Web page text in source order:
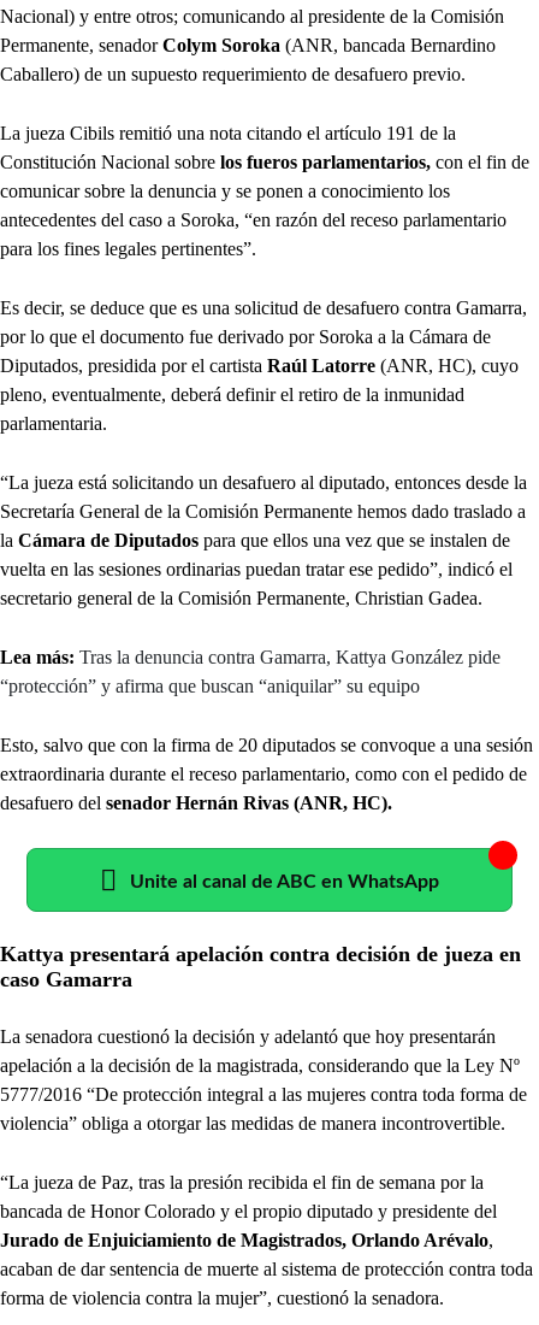
Nacional) y entre otros; comunicando al presidente de la Comisión
Permanente, senadorColym Soroka (ANR, bancada Bernardino
Caballero) de un supuesto requerimiento de desafuero previo.
La jueza Cibils remitió una nota citando el artículo 191 de la
Constitución Nacional sobre los fueros parlamentarios, con el fin de
comunicar sobre la denuncia y se ponen a conocimiento los
antecedentes del caso a Soroka, “en razón del receso parlamentario
para los fines legales pertinentes”.
Es decir, se deduce que es una solicitud de desafuero contra Gamarra,
por lo que el documento fue derivado por Soroka a la Cámara de
Diputados, presidida por el cartista Raúl Latorre (ANR, HC), cuyo
pleno, eventualmente, deberá definir el retiro de la inmunidad
parlamentaria.
“La jueza está solicitando un desafuero al diputado, entonces desde la
Secretaría General de la Comisión Permanente hemos dado traslado a
la Cámara de Diputados para que ellos una vez que se instalen de
vuelta en las sesiones ordinarias puedan tratar ese pedido”, indicó el
secretario general de la Comisión Permanente, Christian Gadea.
Lea más: Tras la denuncia contra Gamarra, Kattya González pide
“protección” y afirma que buscan “aniquilar” su equipo
Esto, salvo que con la firma de 20 diputados se convoque a una sesión
extraordinaria durante el receso parlamentario, como con el pedido de
desafuero del senador Hernán Rivas (ANR, HC).
Unite al canal de ABC en WhatsApp
Kattya presentará apelación contra decisión de jueza en
caso Gamarra
La senadora cuestionó la decisión y adelantó que hoy presentarán
apelación a la decisión de la magistrada, considerando que la Ley Nº
5777/2016 “De protección integral a las mujeres contra toda forma de
violencia” obliga a otorgar las medidas de manera incontrovertible.
“La jueza de Paz, tras la presión recibida el fin de semana por la
bancada de Honor Colorado y el propio diputado y presidente del
Jurado de Enjuiciamiento de Magistrados, Orlando Arévalo,
acaban de dar sentencia de muerte al sistema de protección contra toda
forma de violencia contra la mujer”, cuestionó la senadora.